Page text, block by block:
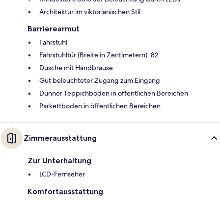
Architektur im viktorianischen Stil
Barrierearmut
Fahrstuhl
Fahrstuhltür (Breite in Zentimetern): 82
Dusche mit Handbrause
Gut beleuchteter Zugang zum Eingang
Dünner Teppichboden in öffentlichen Bereichen
Parkettboden in öffentlichen Bereichen
Zimmerausstattung
Zur Unterhaltung
LCD-Fernseher
Komfortausstattung